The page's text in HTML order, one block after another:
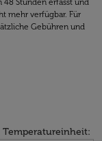
Stunden erfasst und
mehr verfügbar. Für
Gebühren und
Temperatureinheit: